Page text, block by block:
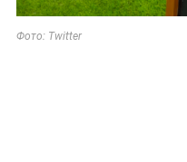
Фото: Twitter